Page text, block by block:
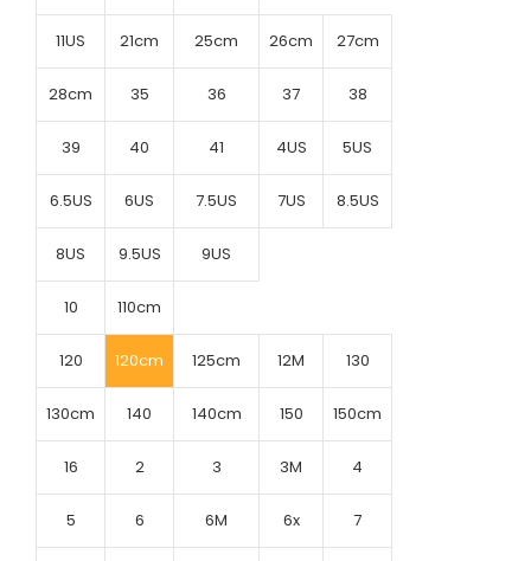
11US 21cm 25cm 26cm 27cm
28cm 35 36 37 38
39 40 41 4US 5US
6.5US 6US 7.5US 7US 8.5US
8US 9.5US 9US
10 110cm
120 120cm 125cm 12M 130
130cm 140 140cm 150 150cm
16 2 3 3M 4
5 6 6M 6x 7